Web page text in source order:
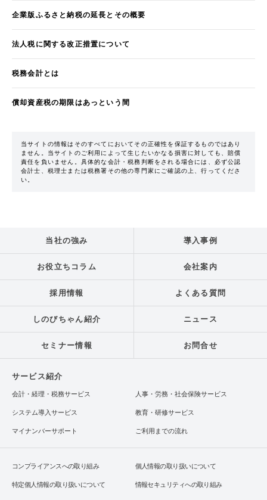
企業版ふるさと納税の延長とその概要
法人税に関する改正措置について
税務会計とは
償却資産税の期限はあっという間
当サイトの情報はそのすべてにおいてその正確性を保証するものではあり
ません。当サイトのご利用によって生じたいかなる損害に対しても、賠償
責任を負いません。具体的な会計・税務判断をされる場合には、必ず公認
会計士、税理士または税務署その他の専門家にご確認の上、行ってくださ
い。
当社の強み 導入事例
お役立ちコラム 会社案内
採用情報 よくある質問
しのびちゃん紹介 ニュース
セミナー情報 お問合せ
サービス紹介
会計・経理・税務サービス 人事・労務・社会保険サービス
システム導入サービス 教育・研修サービス
マイナンバーサポート ご利用までの流れ
コンプライアンスへの取り組み 個人情報の取り扱いについて
特定個人情報の取り扱いについて 情報セキュリティへの取り組み